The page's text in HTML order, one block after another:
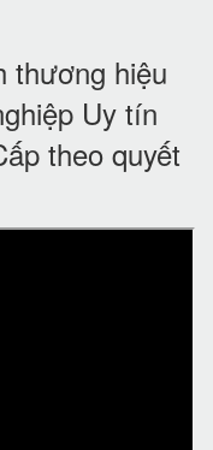
hiệu
Uy tín
theo quyết